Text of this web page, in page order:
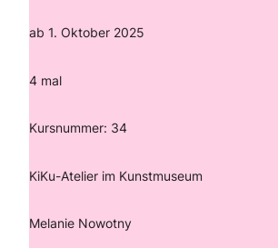
ab 1. Oktober 2025
4 mal
Kursnummer: 34
KiKu-Atelier im Kunstmuseum
Melanie Nowotny